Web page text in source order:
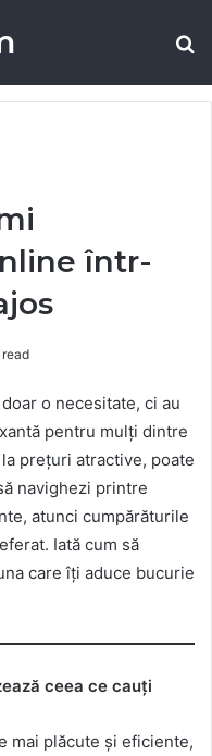
într-
o necesitate, ci au
pentru mulți dintre
prețuri atractive, poate
navighezi printre
atunci cumpărăturile
Iată cum să
care îți aduce bucurie
ceea ce cauți
mai plăcute și eficiente,